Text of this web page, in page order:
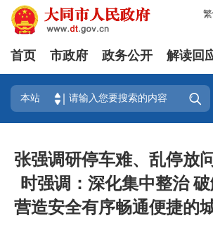
首页 市政府 政务公开 解读回
本站 
张强调研停车难、乱停放
时强调：深化集中整治
营造安全有序畅通便捷的